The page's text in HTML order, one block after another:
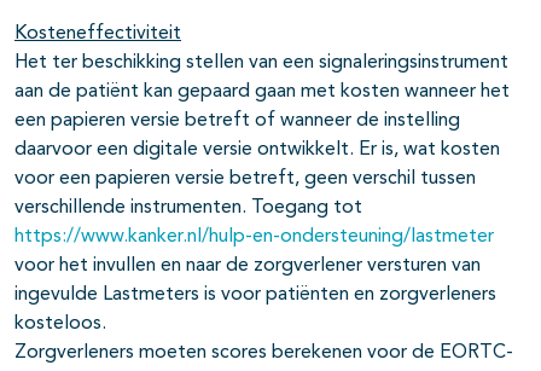
Kosteneffectiviteit
Het ter beschikking stellen van een signaleringsinstrument
aan de patiënt kan gepaard gaan met kosten wanneer het
een papieren versie betreft of wanneer de instelling
daarvoor een digitale versie ontwikkelt. Er is, wat kosten
voor een papieren versie betreft, geen verschil tussen
verschillende instrumenten. Toegang tot
https://www.kanker.nl/hulp-en-ondersteuning/lastmeter
voor het invullen en naar de zorgverlener versturen van
ingevulde Lastmeters is voor patiënten en zorgverleners
kosteloos.
Zorgverleners moeten scores berekenen voor de EORTC-